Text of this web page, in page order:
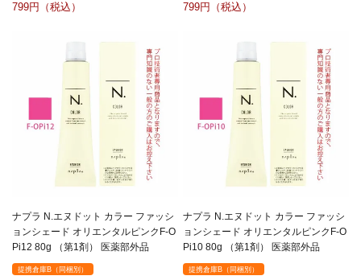
799 799
ナプラ N.エヌドット カラー ファッシ
ョンシェード オリエンタルピンクF-O
Pi12 80g （第1剤） 医薬部外品
提携倉庫B（同梱別）
ナプラ N.エヌドット カラー ファッシ
ョンシェード オリエンタルピンクF-O
Pi10 80g （第1剤） 医薬部外品
提携倉庫B（同梱別）